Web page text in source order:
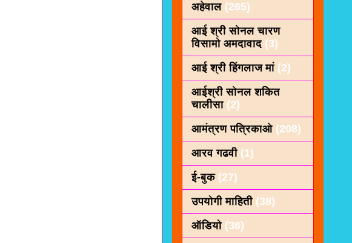
अहेवाल (265)
आई श्री सोनल चारण
विसामो अमदावाद (3)
आई श्री हिंगलाज मां (2)
आईश्री सोनल शकित
चालीसा (2)
आमंत्रण पत्रिकाओ (208)
आरव गढवी (1)
ई-बुक (27)
उपयोगी माहिती (38)
ऑडियो (36)